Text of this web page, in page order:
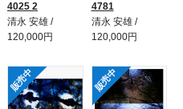
4025 2
清永 安雄 /
120,000円
4781
清永 安雄 /
120,000円
販売中 販売中